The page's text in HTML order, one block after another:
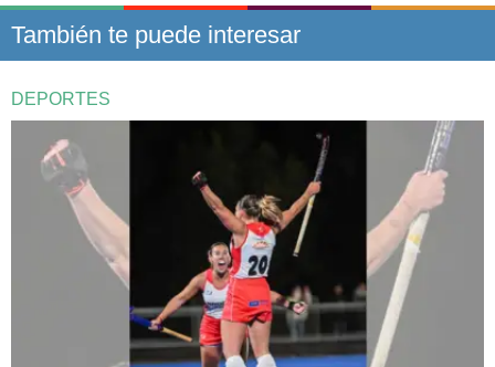
También te puede interesar
DEPORTES